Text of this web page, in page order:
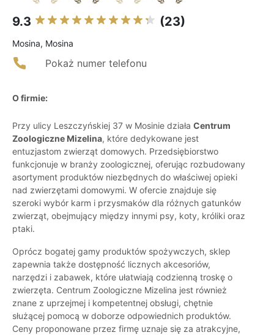
9.3 (23)
Mosina, Mosina
Pokaż numer telefonu
O firmie:
Przy ulicy Leszczyńskiej 37 w Mosinie działa Centrum
Zoologiczne Mizelina, które dedykowane jest
entuzjastom zwierząt domowych. Przedsiębiorstwo
funkcjonuje w branży zoologicznej, oferując rozbudowany
asortyment produktów niezbędnych do właściwej opieki
nad zwierzętami domowymi. W ofercie znajduje się
szeroki wybór karm i przysmaków dla różnych gatunków
zwierząt, obejmujący między innymi psy, koty, króliki oraz
ptaki.
Oprócz bogatej gamy produktów spożywczych, sklep
zapewnia także dostępność licznych akcesoriów,
narzędzi i zabawek, które ułatwiają codzienną troskę o
zwierzęta. Centrum Zoologiczne Mizelina jest również
znane z uprzejmej i kompetentnej obsługi, chętnie
służącej pomocą w doborze odpowiednich produktów.
Ceny proponowane przez firmę uznaje się za atrakcyjne,